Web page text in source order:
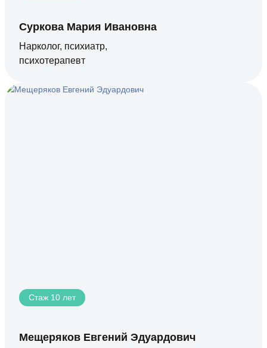
Суркова Мария Ивановна
Нарколог, психиатр,
психотерапевт
Стаж 10 лет
Мещеряков Евгений Эдуардович